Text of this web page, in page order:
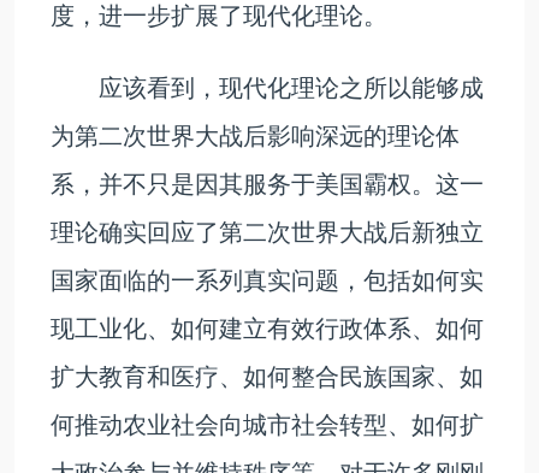
度，进一步扩展了现代化理论。
应该看到，现代化理论之所以能够成
为第二次世界大战后影响深远的理论体
系，并不只是因其服务于美国霸权。这一
理论确实回应了第二次世界大战后新独立
国家面临的一系列真实问题，包括如何实
现工业化、如何建立有效行政体系、如何
扩大教育和医疗、如何整合民族国家、如
何推动农业社会向城市社会转型、如何扩